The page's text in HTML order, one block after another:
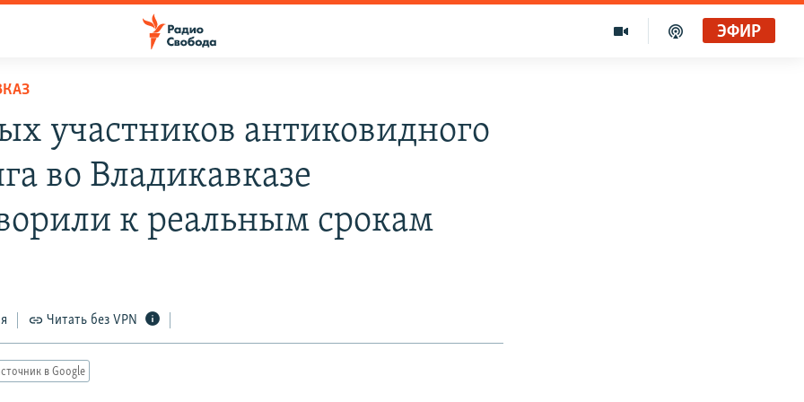
ЭФИР
участников антиковидного
во Владикавказе
к реальным срокам
Читать без VPN
в Google